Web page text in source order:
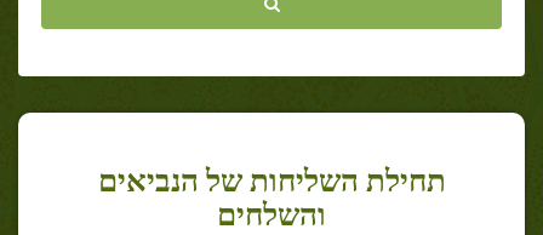
תחילת השליחות של הנביאים
והשלחים